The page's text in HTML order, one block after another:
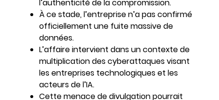
l’authenticité de la compromission.
À ce stade, l’entreprise n’a pas confirmé
officiellement une fuite massive de
données.
L’affaire intervient dans un contexte de
multiplication des cyberattaques visant
les entreprises technologiques et les
acteurs de l’IA.
Cette menace de divulgation pourrait